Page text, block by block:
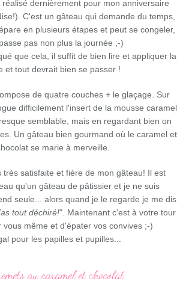
dernièrement pour mon anniversaire
C'est un gâteau qui demande du temps,
en plusieurs étapes et peut se congeler,
pas non plus la journée ;-)
que cela, il suffit de bien lire et appliquer la
et tout devrait bien se passer !
de quatre couches + le glaçage. Sur
difficilement l'insert de la mousse caramel
semblable, mais en regardant bien on
Un gâteau bien gourmand où le caramel et
se marie à merveille.
très satisfaite et fière de mon gâteau! Il est
qu'un gâteau de pâtissier et je ne suis
seule... alors quand je le regarde je me dis
tout déchiré!". Maintenant c'est à votre tour
vous même et d'épater vos convives ;-)
pour les papilles et pupilles...